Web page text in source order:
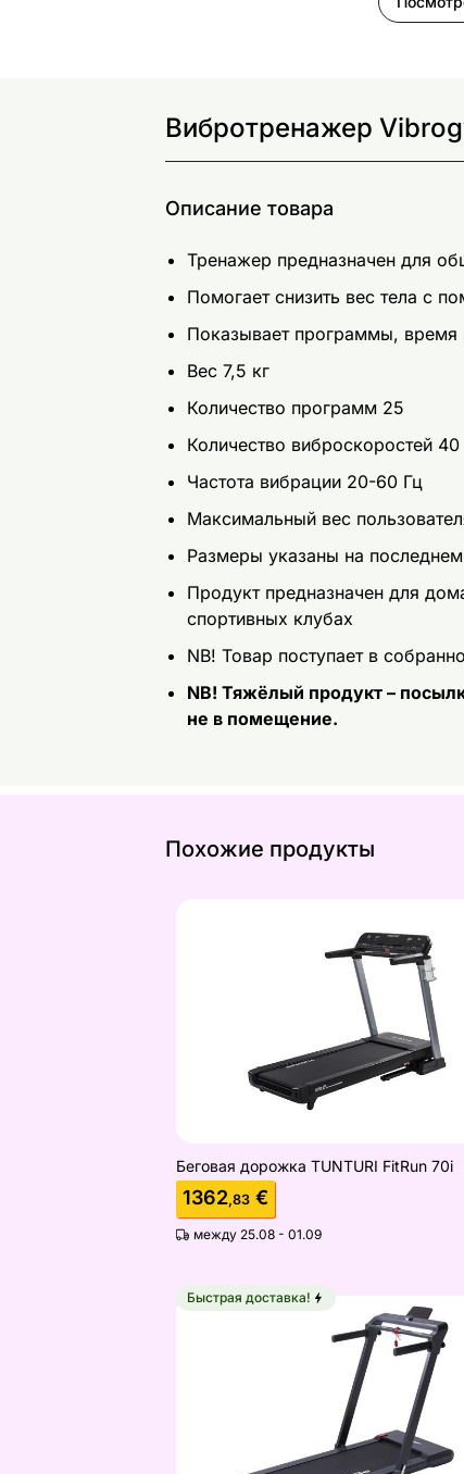
Вибротренажер
Описание товара
Тренажер предназначен для
Помогает снизить вес тела с
Показывает программы, время
Вес 7,5 кг
Количество программ 25
Количество виброскоростей 40
Частота вибрации 20-60 Гц
Максимальный вес
Размеры указаны на
Продукт предназначен для
спортивных клубах
NB! Товар поступает в
NB! Тяжёлый продукт –
не в помещение.
Похожие продукты
Найдите
Беговая дорожка TUNTURI FitRun 70i
1362,83 €
между 25.08 - 01.09
Беговая дорожка Christopeit TM
Найдите
Быстрая доставка!